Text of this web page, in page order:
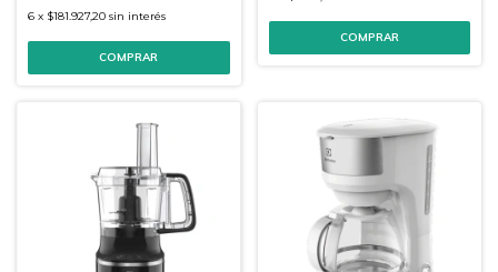
6 x $181.927,20 sin interés